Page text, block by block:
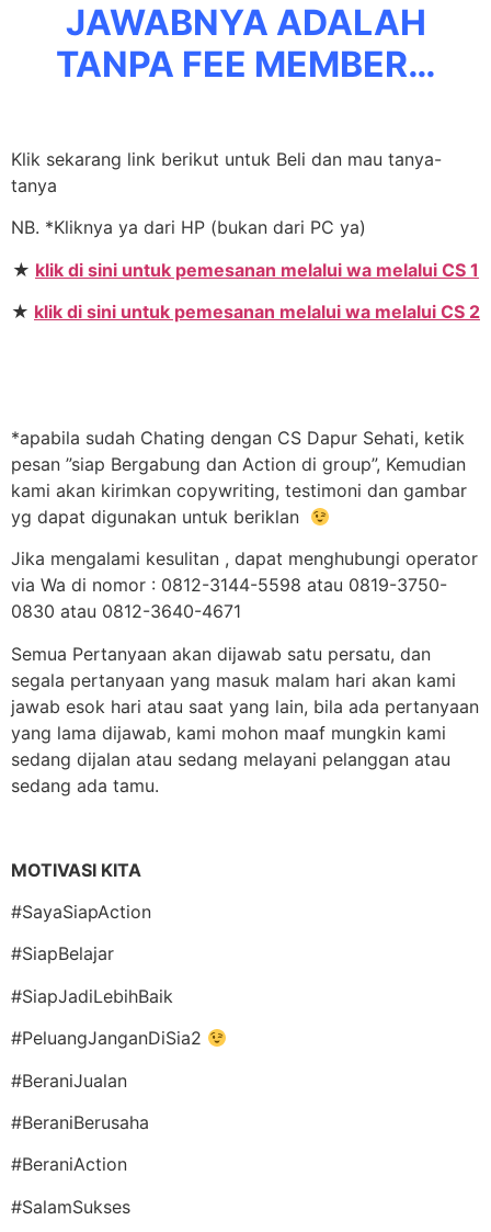
JAWABNYA ADALAH
TANPA FEE MEMBER…
Klik sekarang link berikut untuk Beli dan mau tanya-
tanya
NB. *Kliknya ya dari HP (bukan dari PC ya)
★ klik di sini untuk pemesanan melalui wa melalui CS 1
★ klik di sini untuk pemesanan melalui wa melalui CS 2
*apabila sudah Chating dengan CS Dapur Sehati, ketik
pesan ”siap Bergabung dan Action di group”, Kemudian
kami akan kirimkan copywriting, testimoni dan gambar
yg dapat digunakan untuk beriklan
Jika mengalami kesulitan , dapat menghubungi operator
via Wa di nomor : 0812-3144-5598 atau 0819-3750-
0830 atau 0812-3640-4671
Semua Pertanyaan akan dijawab satu persatu, dan
segala pertanyaan yang masuk malam hari akan kami
jawab esok hari atau saat yang lain, bila ada pertanyaan
yang lama dijawab, kami mohon maaf mungkin kami
sedang dijalan atau sedang melayani pelanggan atau
sedang ada tamu.
MOTIVASI KITA
#SayaSiapAction
#SiapBelajar
#SiapJadiLebihBaik
#PeluangJanganDiSia2
#BeraniJualan
#BeraniBerusaha
#BeraniAction
#SalamSukses